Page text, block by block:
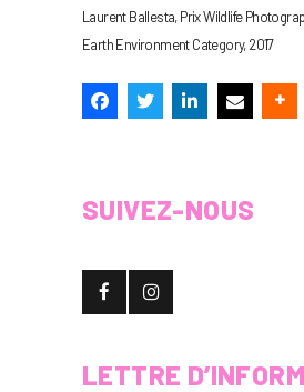
Laurent Ballesta, Prix Wildlife
Earth Environment Category, 2017
SUIVEZ-NOUS
LETTRE